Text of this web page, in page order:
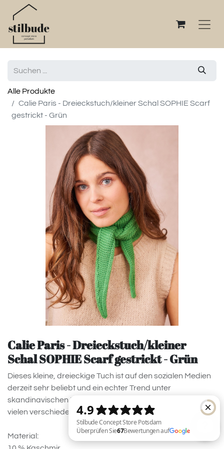
Alle Produkte
Calie Paris - Dreieckstuch/kleiner Schal SOPHIE Scarf
gestrickt - Grün
Calie Paris - Dreieckstuch/kleiner
Schal SOPHIE Scarf gestrickt - Grün
Dieses kleine, dreieckige Tuch ist auf den sozialen Medien
derzeit sehr beliebt und ein echter Trend unter
skandinavischen Mädchen. Praktisch und kuschlig, in
vielen verschiedenen Farben für deinen Lieblingslook.
Material: